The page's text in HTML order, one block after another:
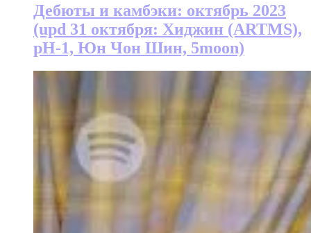
Дебюты и камбэки: октябрь 2023
(upd 31 октября: Хиджин (ARTMS),
pH-1, Юн Чон Шин, 5moon)